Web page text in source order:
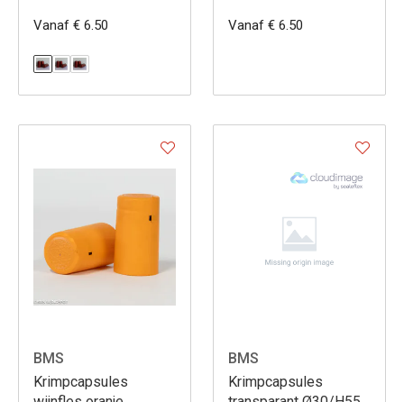
Vanaf € 6.50 Vanaf € 6.50
BMS
Krimpcapsules
BMS
Krimpcapsules